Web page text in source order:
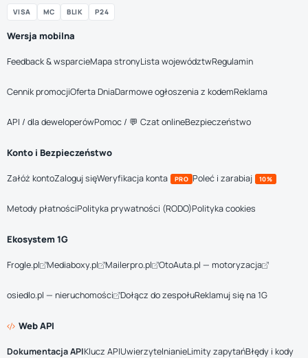
VISA MC BLIK P24
Wersja mobilna
Feedback & wsparcieMapa stronyLista województwRegulamin
Cennik promocjiOferta DniaDarmowe ogłoszenia z kodemReklama
API / dla deweloperówPomoc / 💬 Czat onlineBezpieczeństwo
Konto i Bezpieczeństwo
Załóż kontoZaloguj sięWeryfikacja konta PRO Poleć i zarabiaj 10%
Metody płatnościPolityka prywatności (RODO)Polityka cookies
Ekosystem 1G
Frogle.pl Mediaboxy.pl Mailerpro.pl OtoAuta.pl — motoryzacja
osiedlo.pl — nieruchomości Dołącz do zespołuReklamuj się na 1G
Web API
Dokumentacja APIKlucz APIUwierzytelnianieLimity zapytańBłędy i kody